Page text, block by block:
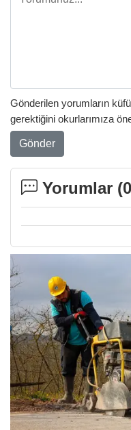
Gönderilen yorumların
gerektiğini okurlarımıza
Gönder
Yorumlar (0